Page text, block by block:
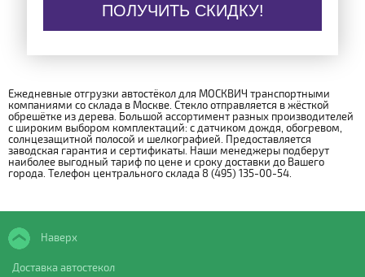
ПОЛУЧИТЬ СКИДКУ!
Ежедневные отгрузки автостёкол для МОСКВИЧ транспортными
компаниями со склада в Москве. Стекло отправляется в жёсткой
обрешётке из дерева. Большой ассортимент разных производителей
с широким выбором комплектаций: с датчиком дождя, обогревом,
солнцезащитной полосой и шелкографией. Предоставляется
заводская гарантия и сертификаты. Наши менеджеры подберут
наиболее выгодный тариф по цене и сроку доставки до Вашего
города. Телефон центрального склада 8 (495) 135-00-54.
Наверх
Доставка автостекол